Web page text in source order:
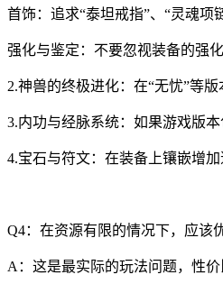
首饰：追求“泰坦戒指”、“灵魂项
强化与鉴定：不要忽视装备的强
2.神兽的终极进化：在“无忧”等
3.内功与经脉系统：如果游戏版
4.宝石与符文：在装备上镶嵌增
Q4：在资源有限的情况下，应该
A：这是最实际的玩法问题，性价